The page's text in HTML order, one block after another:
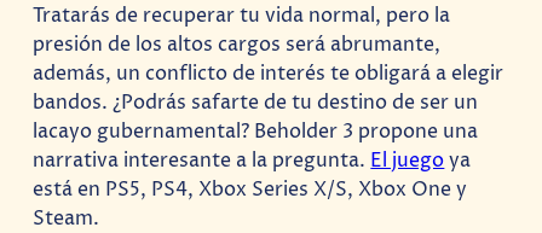
Tratarás de recuperar tu vida normal, pero la
presión de los altos cargos será abrumante,
además, un conflicto de interés te obligará a elegir
bandos. ¿Podrás safarte de tu destino de ser un
lacayo gubernamental? Beholder 3 propone una
narrativa interesante a la pregunta. El juegoya
está en PS5, PS4, Xbox Series X/S, Xbox One y
Steam.